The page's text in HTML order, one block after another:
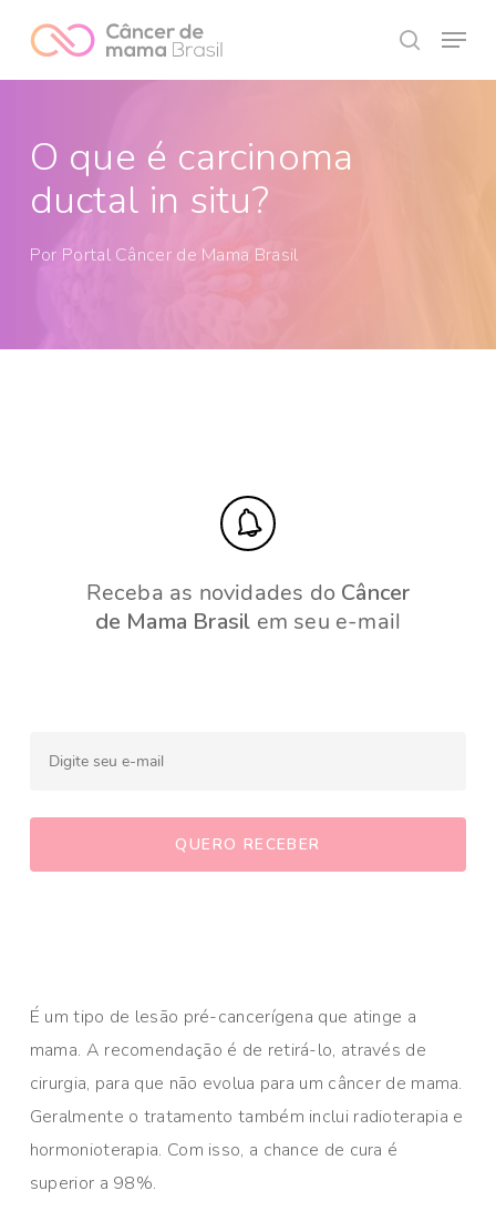
main
Menu
O que é carcinoma
ductal in situ?
Por Portal Câncer de Mama Brasil
Receba as novidades do Câncer
de Mama Brasil em seu e-mail
É um tipo de lesão pré-cancerígena que atinge a
mama. A recomendação é de retirá-lo, através de
cirurgia, para que não evolua para um câncer de mama.
Geralmente o tratamento também inclui radioterapia e
hormonioterapia. Com isso, a chance de cura é
superior a 98%.